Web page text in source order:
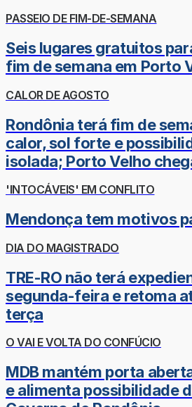
PASSEIO DE FIM-DE-SEMANA
Seis lugares gratuitos
fim de semana em Porto
CALOR DE AGOSTO
Rondônia terá fim de
calor, sol forte e
isolada; Porto Velho
'INTOCÁVEIS' EM CONFLITO
Mendonça tem motivos
DIA DO MAGISTRADO
TRE-RO não terá
segunda-feira e retoma
terça
O VAI E VOLTA DO CONFÚCIO
MDB mantém porta
e alimenta possibilidade